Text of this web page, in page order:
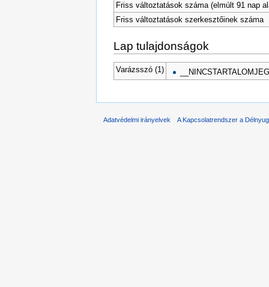
Friss változtatások száma (elmúlt 91 nap
Friss változtatások szerkesztőinek száma
Lap tulajdonságok
Varázsszó (1)
Adatvédelmi irányelvek A Kapcsolatrendszer a